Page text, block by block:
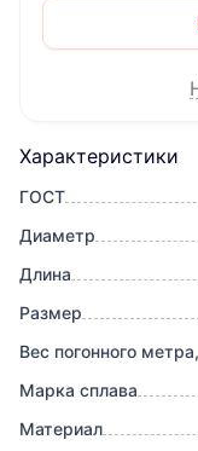
Характеристики
ГОСТ
Диаметр
Длина
Размер
Вес погонного
Марка сплава
Материал